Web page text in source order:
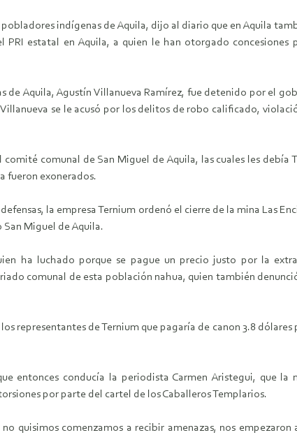
indígenas de Aquila, dijo al diario que en Aquila
estatal en Aquila, a quien le han otorgado concesiones
Aquila, Agustín Villanueva Ramírez, fue detenido por el
se le acusó por los delitos de robo calificado,
comunal de San Miguel de Aquila, las cuales les debía
fueron exonerados.
la empresa Ternium ordenó el cierre de la mina Las
Miguel de Aquila.
ha luchado porque se pague un precio justo por la
comunal de esta población nahua, quien también
representantes de Ternium que pagaría de canon 3.8
entonces conducía la periodista Carmen Aristegui, que la
por parte del cartel de los Caballeros Templarios.
quisimos comenzamos a recibir amenazas, nos empezaron